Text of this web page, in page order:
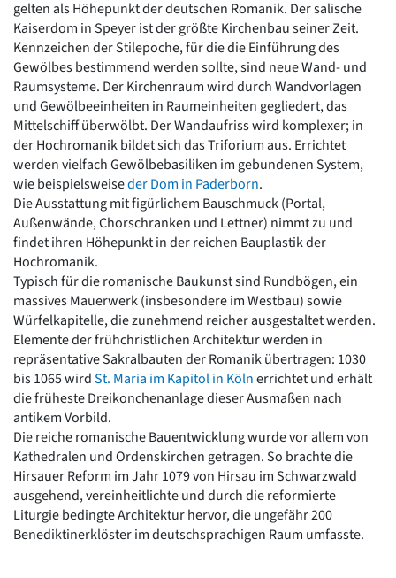
gelten als Höhepunkt der deutschen Romanik. Der salische
Kaiserdom in Speyer ist der größte Kirchenbau seiner Zeit.
Kennzeichen der Stilepoche, für die die Einführung des
Gewölbes bestimmend werden sollte, sind neue Wand- und
Raumsysteme. Der Kirchenraum wird durch Wandvorlagen
und Gewölbeeinheiten in Raumeinheiten gegliedert, das
Mittelschiff überwölbt. Der Wandaufriss wird komplexer; in
der Hochromanik bildet sich das Triforium aus. Errichtet
werden vielfach Gewölbebasiliken im gebundenen System,
wie beispielsweiseder Dom in Paderborn.
Die Ausstattung mit figürlichem Bauschmuck (Portal,
Außenwände, Chorschranken und Lettner) nimmt zu und
findet ihren Höhepunkt in der reichen Bauplastik der
Hochromanik.
Typisch für die romanische Baukunst sind Rundbögen, ein
massives Mauerwerk (insbesondere im Westbau) sowie
Würfelkapitelle, die zunehmend reicher ausgestaltet werden.
Elemente der frühchristlichen Architektur werden in
repräsentative Sakralbauten der Romanik übertragen: 1030
bis 1065 wirdSt. Maria im Kapitol in Kölnerrichtet und erhält
die früheste Dreikonchenanlage dieser Ausmaßen nach
antikem Vorbild.
Die reiche romanische Bauentwicklung wurde vor allem von
Kathedralen und Ordenskirchen getragen. So brachte die
Hirsauer Reform im Jahr 1079 von Hirsau im Schwarzwald
ausgehend, vereinheitlichte und durch die reformierte
Liturgie bedingte Architektur hervor, die ungefähr 200
Benediktinerklöster im deutschsprachigen Raum umfasste.